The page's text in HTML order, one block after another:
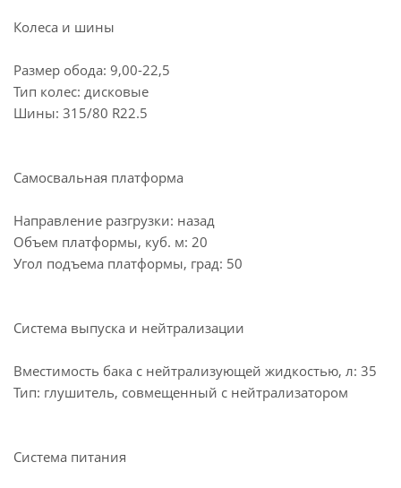
Колеса и шины
Размер обода: 9,00-22,5
Тип колес: дисковые
Шины: 315/80 R22.5
Самосвальная платформа
Направление разгрузки: назад
Объем платформы, куб. м: 20
Угол подъема платформы, град: 50
Система выпуска и нейтрализации
Вместимость бака с нейтрализующей жидкостью, л: 35
Тип: глушитель, совмещенный с нейтрализатором
Система питания